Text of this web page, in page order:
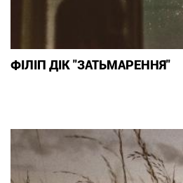
ФІЛІП ДІК "ЗАТЬМАРЕННЯ"